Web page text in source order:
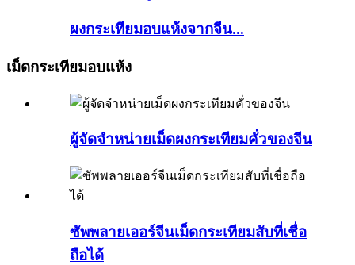
ผงกระเทียมอบแห้งจากจีน...
เม็ดกระเทียมอบแห้ง
ผู้จัดจำหน่ายเม็ดผงกระเทียมคั่วของจีน
ซัพพลายเออร์จีนเม็ดกระเทียมสับที่เชื่อ
ถือได้